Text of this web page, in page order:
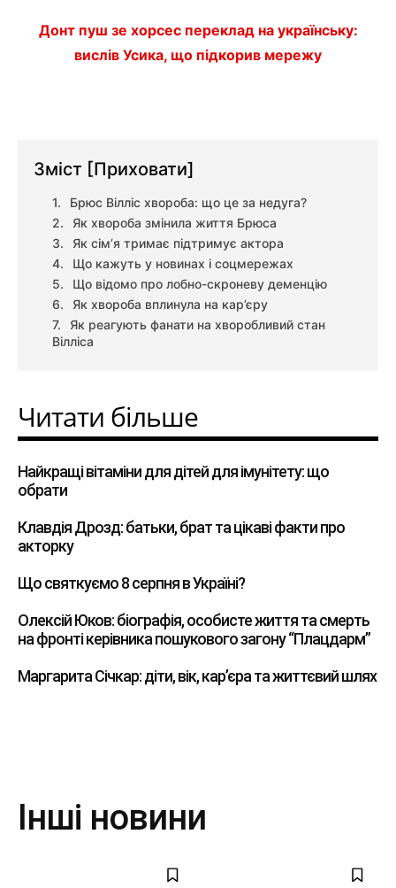
Донт пуш зе хорсес переклад на українську:
вислів Усика, що підкорив мережу
Зміст [Приховати]
Брюс Вілліс хвороба: що це за недуга?
Як хвороба змінила життя Брюса
Як сім’я тримає підтримує актора
Що кажуть у новинах і соцмережах
Що відомо про лобно-скроневу деменцію
Як хвороба вплинула на кар’єру
Як реагують фанати на хворобливий стан
Вілліса
Читати більше
Найкращі вітаміни для дітей для імунітету: що
обрати
Клавдія Дрозд: батьки, брат та цікаві факти про
акторку
Що святкуємо 8 серпня в Україні?
Олексій Юков: біографія, особисте життя та смерть
на фронті керівника пошукового загону “Плацдарм”
Маргарита Січкар: діти, вік, кар’єра та життєвий шлях
Інші новини